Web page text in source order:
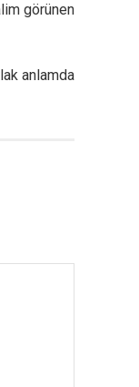
görünen
anlamda